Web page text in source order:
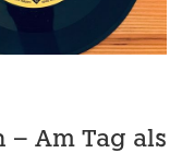
– Am Tag als